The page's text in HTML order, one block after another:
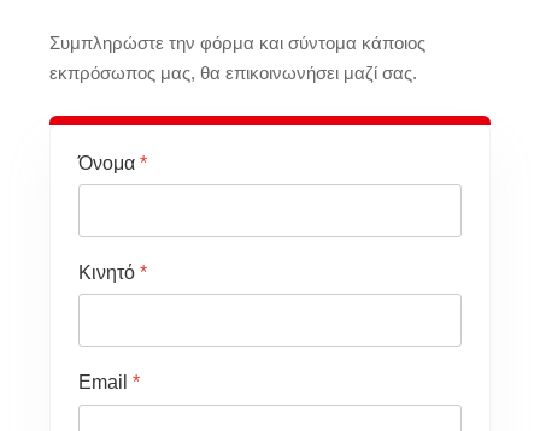
Συμπληρώστε την φόρμα και σύντομα κάποιος
εκπρόσωπος μας, θα επικοινωνήσει μαζί σας.
Όνομα *
Κινητό *
Email *